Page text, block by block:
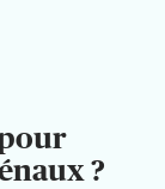
?